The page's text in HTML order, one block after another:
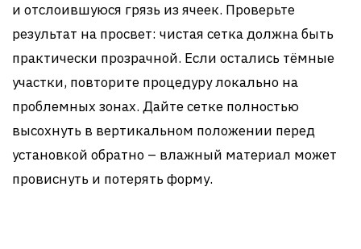
и отслоившуюся грязь из ячеек. Проверьте
результат на просвет: чистая сетка должна быть
практически прозрачной. Если остались тёмные
участки, повторите процедуру локально на
проблемных зонах. Дайте сетке полностью
высохнуть в вертикальном положении перед
установкой обратно – влажный материал может
провиснуть и потерять форму.